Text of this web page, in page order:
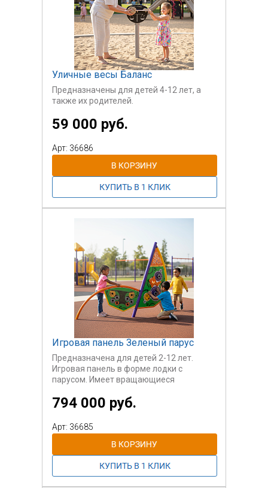
Уличные весы Баланс
Предназначены для детей 4-12 лет, а
также их родителей.
59 000 руб.
Арт: 36686
Игровая панель Зеленый парус
Предназначена для детей 2-12 лет.
Игровая панель в форме лодки с
парусом. Имеет вращающиеся
Панель способствует развитию мелкой
моторики, а также дает начальные
знания о механических процессах.
794 000 руб.
Арт: 36685